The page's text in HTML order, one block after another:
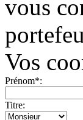
vous
Vos
Prénom*:
Titre: